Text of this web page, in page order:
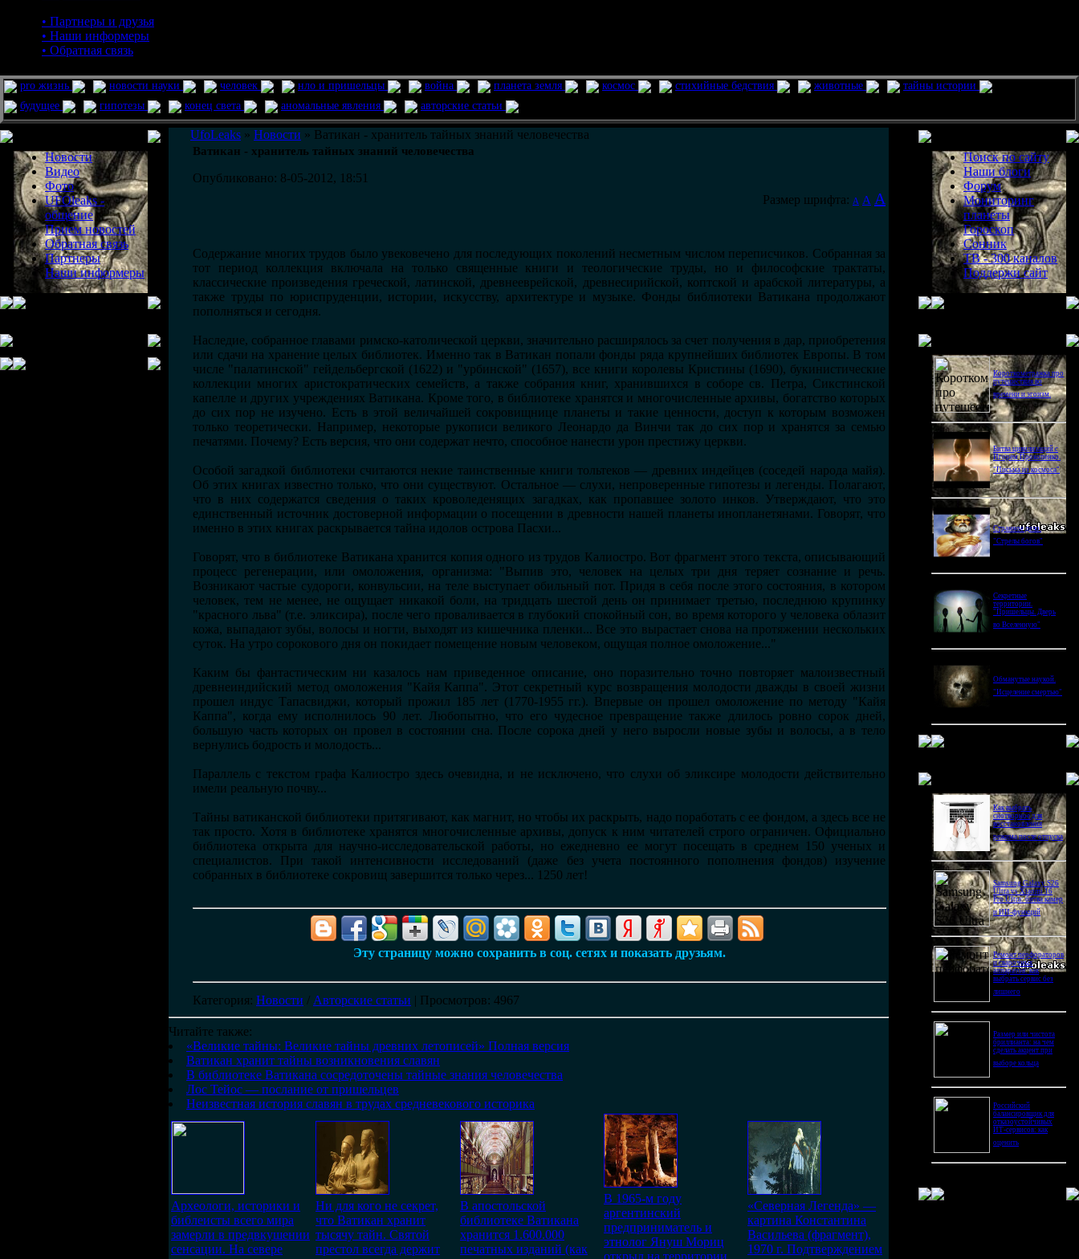
• Партнеры и друзья
• Наши информеры
• Обратная связь
pro жизнь новости науки человек нло и пришельцы война планета земля космос стихийные бедствия животные
тайны истории
будущее
гипотезы конец света аномальные явления авторские статьи
Новости
Видео
Фото
UFOleaks -
общение
Прием новостей
Обратная связь
Партнеры
Наши информеры
UfoLeaks » Новости » Ватикан - хранитель тайных знаний человечества
Ватикан - хранитель тайных знаний человечества
Опубликовано: 8-05-2012, 18:51
Размер шрифта: A A A
Содержание многих трудов было увековечено для последующих поколений несметным числом переписчиков. Собранная за
тот период коллекция включала на только священные книги и теологические труды, но и философские трактаты,
классические произведения греческой, латинской, древнееврейской, древнесирийской, коптской и арабской литературы, а
также труды по юриспруденции, истории, искусству, архитектуре и музыке. Фонды библиотеки Ватикана продолжают
пополняться и сегодня.
Наследие, собранное главами римско-католической церкви, значительно расширялось за счет получения в дар, приобретения
или сдачи на хранение целых библиотек. Именно так в Ватикан попали фонды ряда крупнейших библиотек Европы. В том
числе "палатинской" гейдельбергской (1622) и "урбинской" (1657), все книги королевы Кристины (1690), букинистические
коллекции многих аристократических семейств, а также собрания книг, хранившихся в соборе св. Петра, Сикстинской
капелле и других учреждениях Ватикана. Кроме того, в библиотеке хранятся и многочисленные архивы, богатство которых
до сих пор не изучено. Есть в этой величайшей сокровищнице планеты и такие ценности, доступ к которым возможен
только теоретически. Например, некоторые рукописи великого Леонардо да Винчи так до сих пор и хранятся за семью
печатями. Почему? Есть версия, что они содержат нечто, способное нанести урон престижу церкви.
Особой загадкой библиотеки считаются некие таинственные книги тольтеков — древних индейцев (соседей народа майя).
Об этих книгах известно только, что они существуют. Остальное — слухи, непроверенные гипотезы и легенды. Полагают,
что в них содержатся сведения о таких кроволеденящих загадках, как пропавшее золото инков. Утверждают, что это
единственный источник достоверной информации о посещении в древности нашей планеты инопланетянами. Говорят, что
именно в этих книгах раскрывается тайна идолов острова Пасхи...
Говорят, что в библиотеке Ватикана хранится копия одного из трудов Калиостро. Вот фрагмент этого текста, описывающий
процесс регенерации, или омоложения, организма: "Выпив это, человек на целых три дня теряет сознание и речь.
Возникают частые судороги, конвульсии, на теле выступает обильный пот. Придя в себя после этого состояния, в котором
человек, тем не менее, не ощущает никакой боли, на тридцать шестой день он принимает третью, последнюю крупинку
"красного льва" (т.е. эликсира), после чего проваливается в глубокий спокойный сон, во время которого у человека облазит
кожа, выпадают зубы, волосы и ногти, выходят из кишечника пленки... Все это вырастает снова на протяжении нескольких
суток. На утро сорокового дня он покидает помещение новым человеком, ощущая полное омоложение..."
Каким бы фантастическим ни казалось нам приведенное описание, оно поразительно точно повторяет малоизвестный
древнеиндийский метод омоложения "Кайя Каппа". Этот секретный курс возвращения молодости дважды в своей жизни
прошел индус Тапасвиджи, который прожил 185 лет (1770-1955 гг.). Впервые он прошел омоложение по методу "Кайя
Каппа", когда ему исполнилось 90 лет. Любопытно, что его чудесное превращение также длилось ровно сорок дней,
большую часть которых он провел в состоянии сна. После сорока дней у него выросли новые зубы и волосы, а в тело
вернулись бодрость и молодость...
Параллель с текстом графа Калиостро здесь очевидна, и не исключено, что слухи об эликсире молодости действительно
имели реальную почву...
Тайны ватиканской библиотеки притягивают, как магнит, но чтобы их раскрыть, надо поработать с ее фондом, а здесь все не
так просто. Хотя в библиотеке хранятся многочисленные архивы, допуск к ним читателей строго ограничен. Официально
библиотека открыта для научно-исследовательской работы, но ежедневно ее могут посещать в среднем 150 ученых и
специалистов. При такой интенсивности исследований (даже без учета постоянного пополнения фондов) изучение
собранных в библиотеке сокровищ завершится только через... 1250 лет!
Эту страницу можно сохранить в соц. сетях и показать друзьям.
Категория: Новости / Авторские статьи | Просмотров: 4967
Читайте также:
«Великие тайны: Великие тайны древних летописей» Полная верcия
Ватикан хранит тайны возникновения славян
В библиотеке Ватикана сосредоточены тайные знания человечества
Лос Тейос — послание от пришельцев
Неизвестная история славян в трудах средневекового историка
Археологи, историки и
библеисты всего мира
замерли в предвкушении
сенсации. На севере
Ни для кого не секрет,
что Ватикан хранит
тысячу тайн. Святой
престол всегда держит
В апостольской
библиотеке Ватикана
хранится 1.600.000
печатных изданий (как
В 1965-м году
аргентинский
предприниматель и
этнолог Януш Мориц
открыл на территории
«Северная Легенда» —
картина Константина
Васильева (фрагмент),
1970 г. Подтверждением
Поиск по сайту
Наши блоги
Форум
Мониторинг
планеты
Гороскоп
Сонник
ТВ - 300 каналов
Поддержи сайт
Короткометражка про
путешествия во
времени и эгоизм.
Битва цивилизаций с
Игорем Прокопенко.
"Письма из космоса"
Странное дело.
"Стрелы богов"
Секретные
территории.
"Пришельцы. Дверь
во Вселенную"
Обманутые наукой.
"Исцеление смертью"
Как выбрать
снотворное для
восстановления
режима после отпуска
Samsung Galaxy S26
Ultra vs Xiaomi 16
Pro Ultra: битва камер
и ИИ-функций
Ремонт перфораторов
и сварочных
аппаратов: как
выбрать сервис без
лишнего
Размер или чистота
бриллианта: на чем
сделать акцент при
выборе кольца
Российский
балансировщик для
отказоустойчивых
ИТ-сервисов: как
оценить